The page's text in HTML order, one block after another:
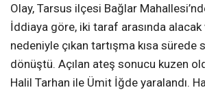
Olay, Tarsus ilçesi Bağlar
İddiaya göre, iki taraf arasında
nedeniyle çıkan tartışma kısa sürede
dönüştü. Açılan ateş sonucu kuzen
Halil Tarhan ile Ümit İğde yaralandı.